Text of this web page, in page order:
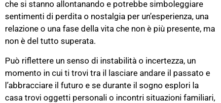
che si stanno allontanando e potrebbe simboleggiare
sentimenti di perdita o nostalgia per un’esperienza, una
relazione o una fase della vita che non è più presente, ma
non è del tutto superata.
Può riflettere un senso di instabilità o incertezza, un
momento in cui ti trovi tra il lasciare andare il passato e
l’abbracciare il futuro​ e se durante il sogno esplori la
casa trovi oggetti personali o incontri situazioni familiari,